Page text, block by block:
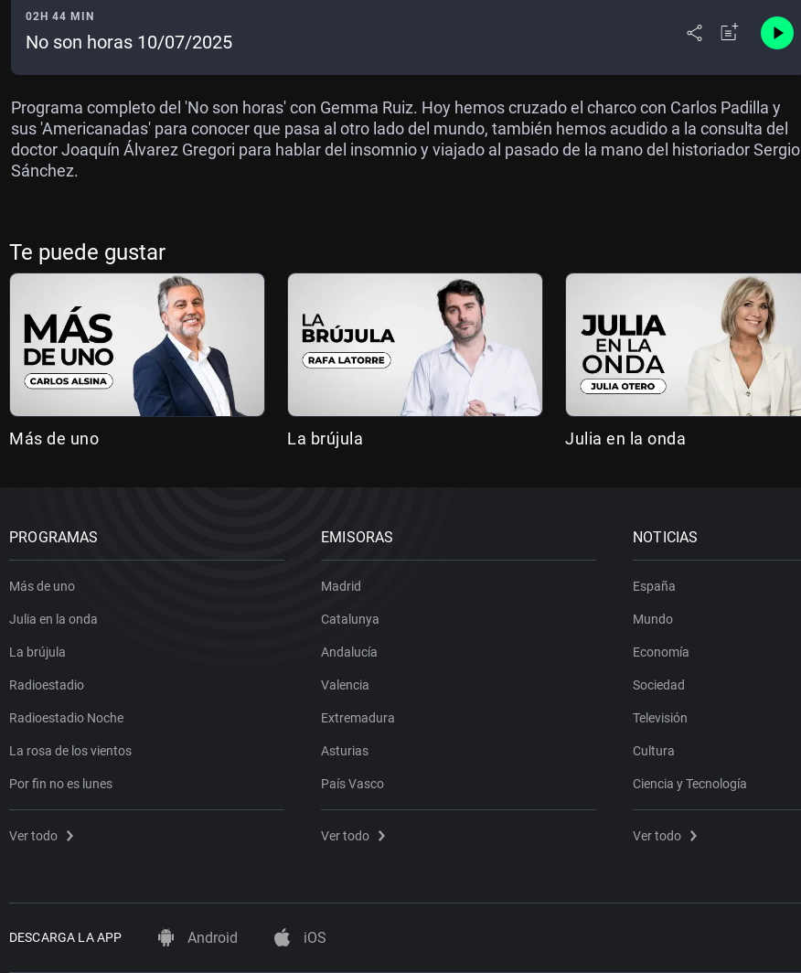
02H 44 MIN
No son horas 10/07/2025
Programa completo del 'No son horas' con Gemma Ruiz. Hoy hemos cruzado el charco con Carlos Padilla y
sus 'Americanadas' para conocer que pasa al otro lado del mundo, también hemos acudido a la consulta del
doctor Joaquín Álvarez Gregori para hablar del insomnio y viajado al pasado de la mano del historiador Sergio
Sánchez.
Te puede gustar
Más de uno La brújula Julia en la onda
PROGRAMAS
Más de uno
Julia en la onda
La brújula
Radioestadio
Radioestadio Noche
La rosa de los vientos
Por fin no es lunes
Ver todo
EMISORAS
Madrid
Catalunya
Andalucía
Valencia
Extremadura
Asturias
País Vasco
Ver todo
NOTICIAS
España
Mundo
Economía
Sociedad
Televisión
Cultura
Ciencia y Tecnología
Ver todo
DESCARGA LA APP Android iOS